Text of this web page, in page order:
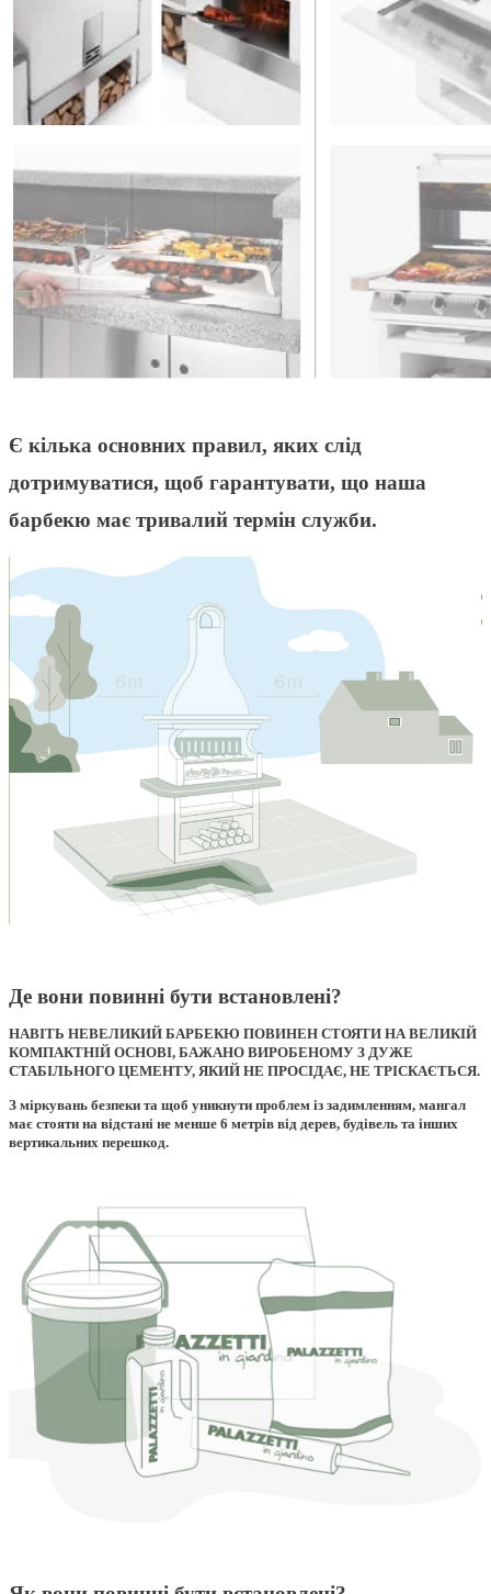
Є кілька основних правил, яких слід
дотримуватися, щоб гарантувати, що наша
барбекю має тривалий термін служби.
Де вони повинні бути встановлені?
НАВІТЬ НЕВЕЛИКИЙ БАРБЕКЮ ПОВИНЕН СТОЯТИ НА ВЕЛИКІЙ
КОМПАКТНІЙ ОСНОВІ, БАЖАНО ВИРОБЕНОМУ З ДУЖЕ
СТАБІЛЬНОГО ЦЕМЕНТУ, ЯКИЙ НЕ ПРОСІДАЄ, НЕ ТРІСКАЄТЬСЯ.
З міркувань безпеки та щоб уникнути проблем із задимленням, мангал
має стояти на відстані не менше 6 метрів від дерев, будівель та інших
вертикальних перешкод.